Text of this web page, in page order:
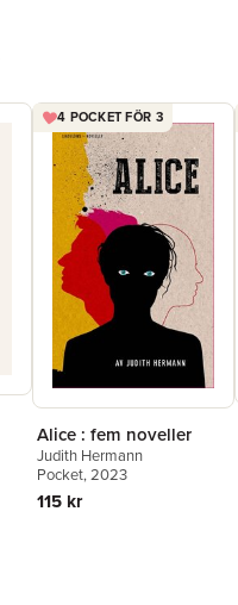
4 POCKET FÖR 3
Alice : fem noveller
Judith Hermann
Pocket, 2023
115 kr